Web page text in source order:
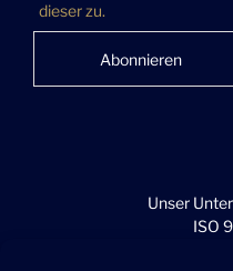
dieser zu.
Unser
ISO